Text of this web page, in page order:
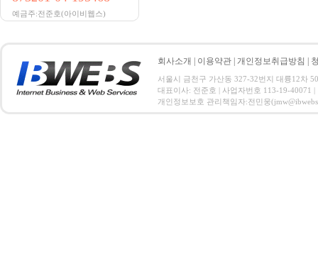
예금주:전준호(아이비웹스)
회사소개 이용약관 개인정보취급방침
서울시 금천구 가산동 327-32번지 대륭12차
대표이사: 전준호 | 사업자번호 113-19-40071 |
개인정보보호 관리책임자:전민웅